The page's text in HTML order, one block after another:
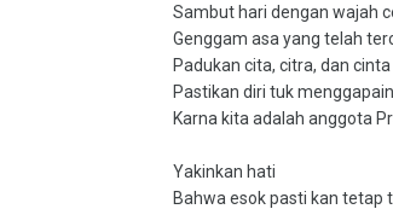
Sambut hari dengan wajah
Genggam asa yang telah
Padukan cita, citra, dan
Pastikan diri tuk
Karna kita adalah anggota
Yakinkan hati
Bahwa esok pasti kan tetap